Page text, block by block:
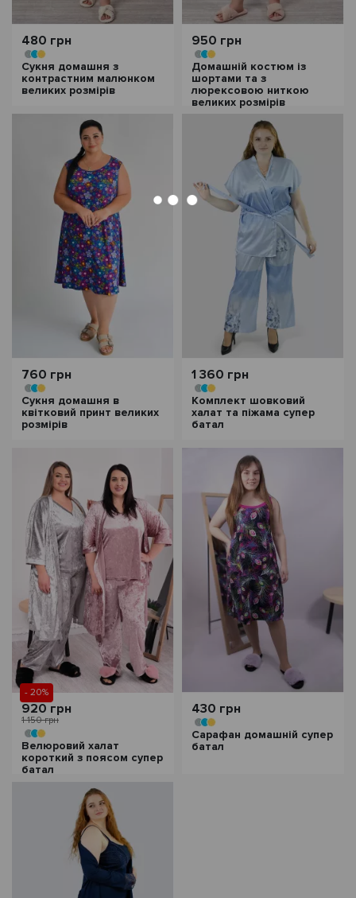
480 грн
Сукня домашня з
контрастним малюнком
великих розмірів
950 грн
Домашній костюм із
шортами та з
люрексовою ниткою
великих розмірів
760 грн
Сукня домашня в
квітковий принт великих
розмірів
1 360 грн
Комплект шовковий
халат та піжама супер
батал
- 20%
920 грн
1 150 грн
Велюровий халат
короткий з поясом супер
батал
430 грн
Сарафан домашній супер
батал